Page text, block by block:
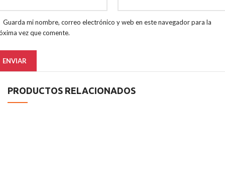
Guarda mi nombre, correo electrónico y web en este navegador para la
vez que comente.
PRODUCTOS RELACIONADOS